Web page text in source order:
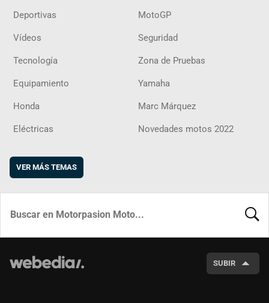
Deportivas MotoGP
Vídeos Seguridad
Tecnología Zona de Pruebas
Equipamiento Yamaha
Honda Marc Márquez
Eléctricas Novedades motos 2022
VER MÁS TEMAS
SUBIR